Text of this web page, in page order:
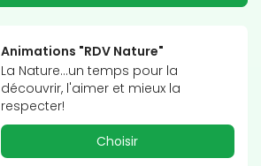
Animations "RDV Nature"
La Nature...un temps pour la
découvrir, l'aimer et mieux la
respecter!
Choisir